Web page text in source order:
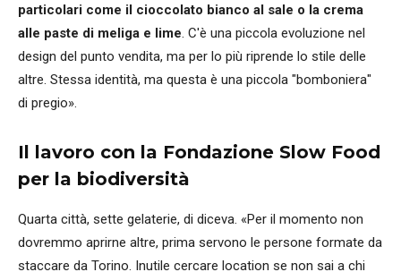
particolari come il cioccolato bianco al sale o la crema
alle paste di meliga e lime. C'è una piccola evoluzione nel
design del punto vendita, ma per lo più riprende lo stile delle
altre. Stessa identità, ma questa è una piccola "bomboniera"
di pregio».
Il lavoro con la Fondazione Slow Food
per la biodiversità
Quarta città, sette gelaterie, di diceva. «Per il momento non
dovremmo aprirne altre, prima servono le persone formate da
staccare da Torino. Inutile cercare location se non sai a chi